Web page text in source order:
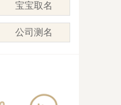
宝宝取名
公司测名